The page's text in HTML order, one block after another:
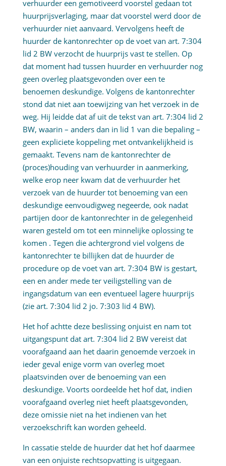
verhuurder een gemotiveerd voorstel gedaan tot
huurprijsverlaging, maar dat voorstel werd door de
verhuurder niet aanvaard. Vervolgens heeft de
huurder de kantonrechter op de voet van art. 7:304
lid 2 BW verzocht de huurprijs vast te stellen. Op
dat moment had tussen huurder en verhuurder nog
geen overleg plaatsgevonden over een te
benoemen deskundige. Volgens de kantonrechter
stond dat niet aan toewijzing van het verzoek in de
weg. Hij leidde dat af uit de tekst van art. 7:304 lid 2
BW, waarin – anders dan in lid 1 van die bepaling –
geen expliciete koppeling met ontvankelijkheid is
gemaakt. Tevens nam de kantonrechter de
(proces)houding van verhuurder in aanmerking,
welke erop neer kwam dat de verhuurder het
verzoek van de huurder tot benoeming van een
deskundige eenvoudigweg negeerde, ook nadat
partijen door de kantonrechter in de gelegenheid
waren gesteld om tot een minnelijke oplossing te
komen . Tegen die achtergrond viel volgens de
kantonrechter te billijken dat de huurder de
procedure op de voet van art. 7:304 BW is gestart,
een en ander mede ter veiligstelling van de
ingangsdatum van een eventueel lagere huurprijs
(zie art. 7:304 lid 2 jo. 7:303 lid 4 BW).
Het hof achtte deze beslissing onjuist en nam tot
uitgangspunt dat art. 7:304 lid 2 BW vereist dat
voorafgaand aan het daarin genoemde verzoek in
ieder geval enige vorm van overleg moet
plaatsvinden over de benoeming van een
deskundige. Voorts oordeelde het hof dat, indien
voorafgaand overleg niet heeft plaatsgevonden,
deze omissie niet na het indienen van het
verzoekschrift kan worden geheeld.
In cassatie stelde de huurder dat het hof daarmee
van een onjuiste rechtsopvatting is uitgegaan.